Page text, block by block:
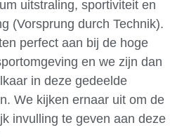
uitstraling, sportiviteit en
(Vorsprung durch Technik).
perfect aan bij de hoge
en we zijn dan
in deze gedeelde
We kijken ernaar uit om de
invulling te geven aan deze